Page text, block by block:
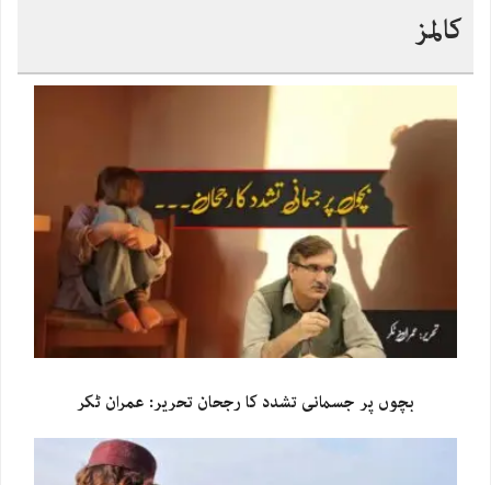
کالمز
بچوں پر جسمانی تشدد کا رجحان تحریر: عمران ٹکر